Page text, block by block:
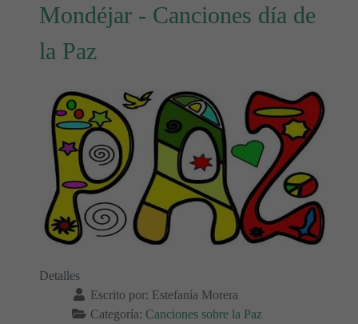
Mondéjar - Canciones día de
la Paz
Detalles
Escrito por: Estefanía Morera
Categoría: Canciones sobre la Paz